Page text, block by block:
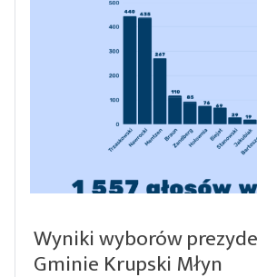
Wyniki wyborów
Gminie Krupski Młyn